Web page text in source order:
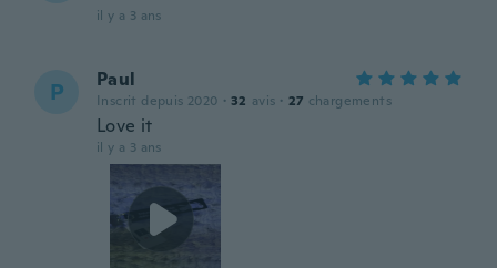
il y a 3 ans
P Paul
Inscrit depuis 2020 · 32 avis · 27 chargements
Love it
il y a 3 ans